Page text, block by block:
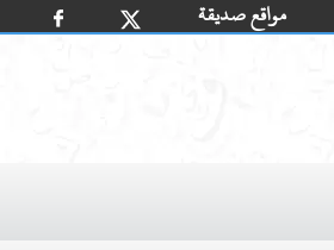
مواقع صديقة